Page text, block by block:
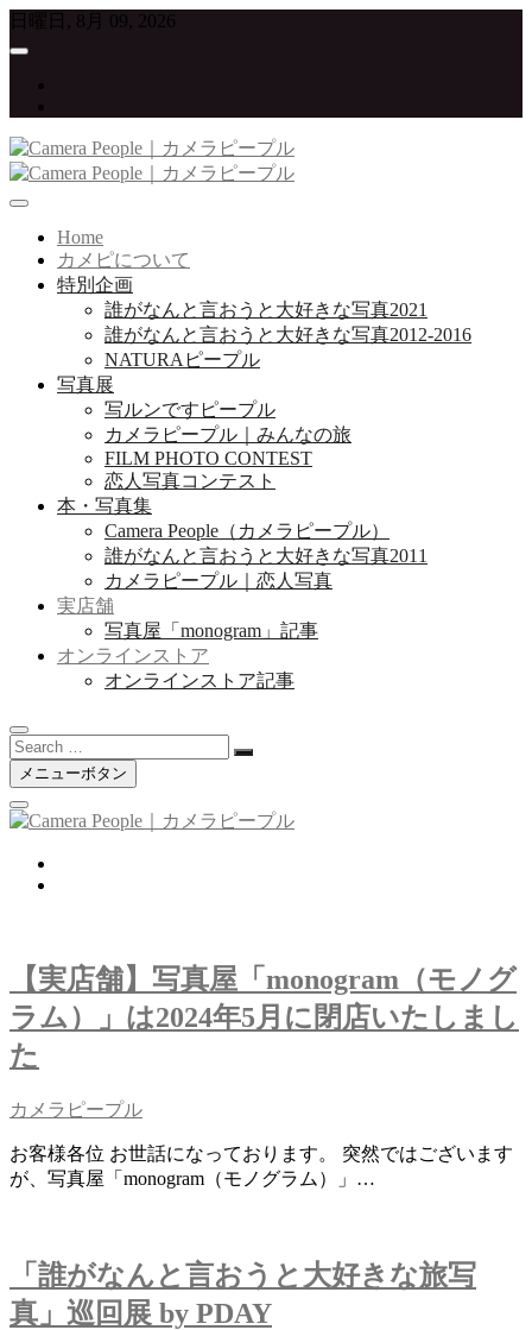
Skip
content
日曜日, 8月 09, 2026
Camera People｜カメラピープル
写真が大好きな人たちをつなげていくプロジェクト
Home
カメピについて
特別企画
誰がなんと言おうと大好きな写真2021
誰がなんと言おうと大好きな写真2012-2016
NATURAピープル
写真展
写ルンですピープル
カメラピープル｜みんなの旅
FILM PHOTO CONTEST
恋人写真コンテスト
本・写真集
Camera People（カメラピープル）
誰がなんと言おうと大好きな写真2011
カメラピープル｜恋人写真
実店舗
写真屋「monogram」記事
オンラインストア
オンラインストア記事
Search
…メニューボタン
【実店舗】写真屋「monogram（モノグ
ラム）」は2024年5月に閉店いたしまし
た
カメラピープル
お客様各位 お世話になっております。 突然ではございます
が、写真屋「monogram（モノグラム）」…
「誰がなんと言おうと大好きな旅写
真」巡回展 by PDAY